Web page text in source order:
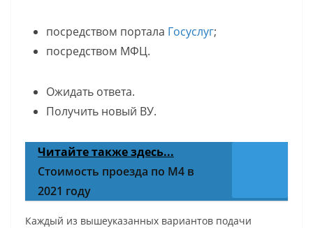
посредством портала Госуслуг;
посредством МФЦ.
Ожидать ответа.
Получить новый ВУ.
Читайте также здесь...
Стоимость проезда по М4 в
2021 году
Каждый из вышеуказанных вариантов подачи